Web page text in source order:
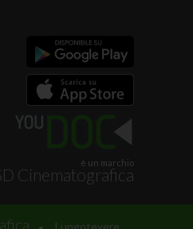
è un marchio
Cinematografica
.